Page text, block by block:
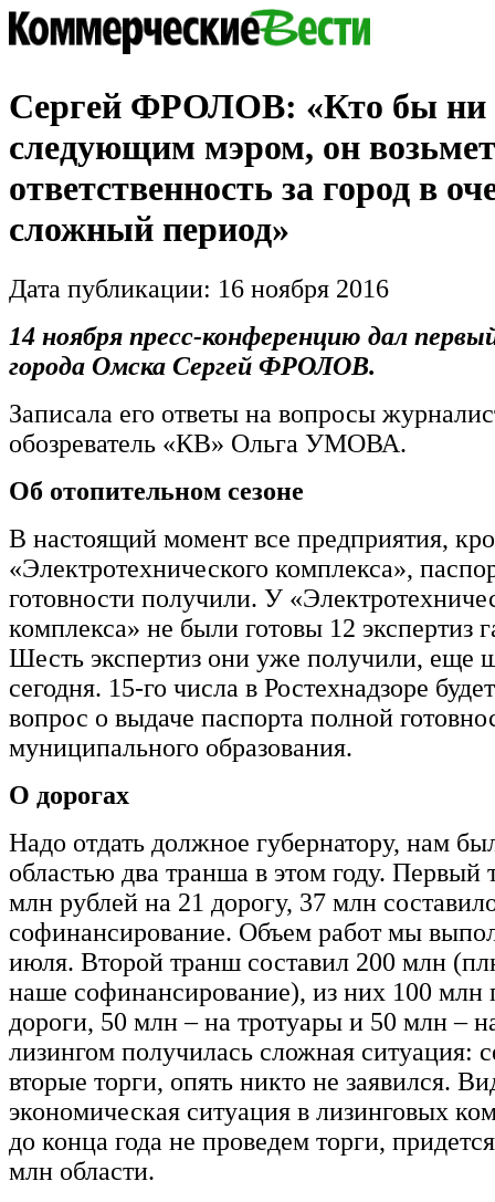
Сергей ФРОЛОВ: «Кто бы ни
следующим мэром, он возьмет
ответственность за город в
сложный период»
Дата публикации: 16 ноября 2016
14 ноября пресс-конференцию дал
города Омска Сергей ФРОЛОВ.
Записала его ответы на вопросы
обозреватель «КВ» Ольга УМОВА.
Об отопительном сезоне
В настоящий момент все предприятия,
«Электротехнического комплекса»,
готовности получили. У
комплекса» не были готовы 12 экспертиз
Шесть экспертиз они уже получили, еще
сегодня. 15-го числа в Ростехнадзоре
вопрос о выдаче паспорта полной
муниципального образования.
О дорогах
Надо отдать должное губернатору, нам
областью два транша в этом году. Первый
млн рублей на 21 дорогу, 37 млн
софинансирование. Объем работ мы
июля. Второй транш составил 200 млн
наше софинансирование), из них 100 млн
дороги, 50 млн – на тротуары и 50 млн –
лизингом получилась сложная ситуация:
вторые торги, опять никто не заявился.
экономическая ситуация в лизинговых
до конца года не проведем торги,
млн области.